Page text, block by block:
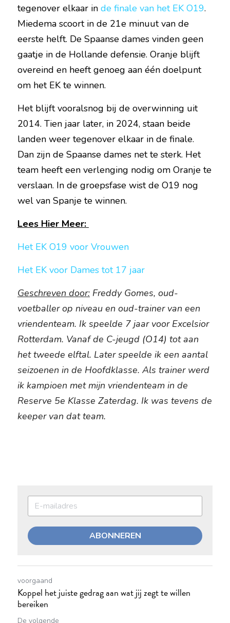
tegenover elkaar in de finale van het EK O19.
Miedema scoort in de 21e minuut van de
eerste helft. De Spaanse dames vinden geen
gaatje in de Hollande defensie. Oranje blijft
overeind en heeft genoeg aan één doelpunt
om het EK te winnen.
Het blijft vooralsnog bij de overwinning uit
2014. Tien jaar later, in 2024, staan beide
landen weer tegenover elkaar in de finale.
Dan zijn de Spaanse dames net te sterk. Het
team heeft een verlenging nodig om Oranje te
verslaan. In de groepsfase wist de O19 nog
wel van Spanje te winnen.
Lees Hier Meer:
Het EK O19 voor Vrouwen
Het EK voor Dames tot 17 jaar
Geschreven door: Freddy Gomes, oud-
voetballer op niveau en oud-trainer van een
vriendenteam. Ik speelde 7 jaar voor Excelsior
Rotterdam. Vanaf de C-jeugd (O14) tot aan
het tweede elftal. Later speelde ik een aantal
seizoenen in de Hoofdklasse. Als trainer werd
ik kampioen met mijn vriendenteam in de
Reserve 5e Klasse Zaterdag. Ik was tevens de
keeper van dat team.
ABONNEREN
voorgaand
Koppel het juiste gedrag aan wat jij zegt te willen
bereiken
De volgende